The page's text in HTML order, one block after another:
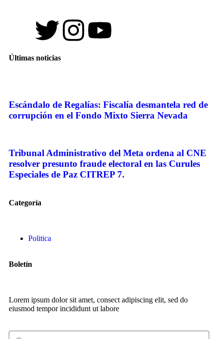
Últimas noticias
Escándalo de Regalías: Fiscalía desmantela red de
corrupción en el Fondo Mixto Sierra Nevada
Tribunal Administrativo del Meta ordena al CNE
resolver presunto fraude electoral en las Curules
Especiales de Paz CITREP 7.
Categoría
Politica
Boletín
Lorem ipsum dolor sit amet, consect adipiscing elit, sed do
eiusmod tempor incididunt ut labore